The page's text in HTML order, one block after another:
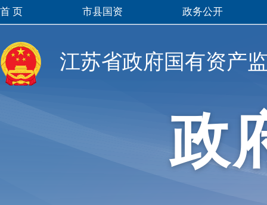
首 页 市县国资 政务公开
江苏省政府国有资产
政